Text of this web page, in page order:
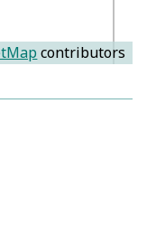
contributors